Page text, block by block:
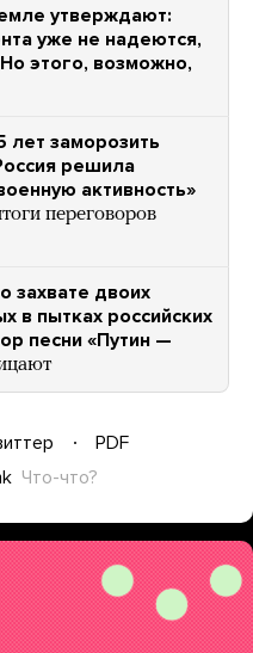
утверждают:
уже не надеются,
этого, возможно,
лет заморозить
решила
активность»
переговоров
захвате двоих
в пытках российских
песни «Путин —
PDF
Что-что?